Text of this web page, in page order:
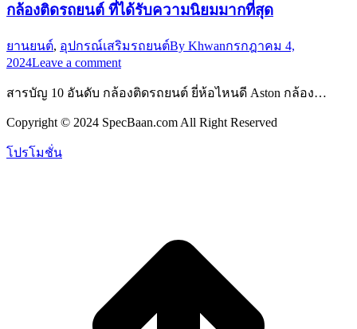
กล้องติดรถยนต์ ที่ได้รับความนิยมมากที่สุด
ยานยนต์, อุปกรณ์เสริมรถยนต์By Khwanกรกฎาคม 4,
2024Leave a comment
สารบัญ 10 อันดับ กล้องติดรถยนต์ ยี่ห้อไหนดี Aston กล้อง…
Copyright © 2024 SpecBaan.com All Right Reserved
โปรโมชั่น